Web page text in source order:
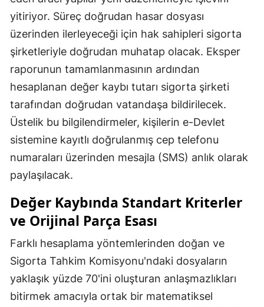
yitiriyor. Süreç doğrudan hasar dosyası
üzerinden ilerleyeceği için hak sahipleri sigorta
şirketleriyle doğrudan muhatap olacak. Eksper
raporunun tamamlanmasının ardından
hesaplanan değer kaybı tutarı sigorta şirketi
tarafından doğrudan vatandaşa bildirilecek.
Üstelik bu bilgilendirmeler, kişilerin e-Devlet
sistemine kayıtlı doğrulanmış cep telefonu
numaraları üzerinden mesajla (SMS) anlık olarak
paylaşılacak.
Değer Kaybında Standart Kriterler
ve Orijinal Parça Esası
Farklı hesaplama yöntemlerinden doğan ve
Sigorta Tahkim Komisyonu'ndaki dosyaların
yaklaşık yüzde 70'ini oluşturan anlaşmazlıkları
bitirmek amacıyla ortak bir matematiksel